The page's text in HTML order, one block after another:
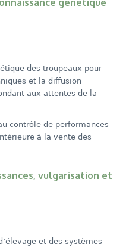
génétique
des troupeaux pour
et la diffusion
aux attentes de la
contrôle de performances
à la vente des
vulgarisation et
et des systèmes